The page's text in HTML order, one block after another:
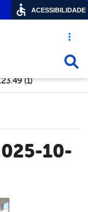
Acesso
(1)
ACESSIBILIDADE